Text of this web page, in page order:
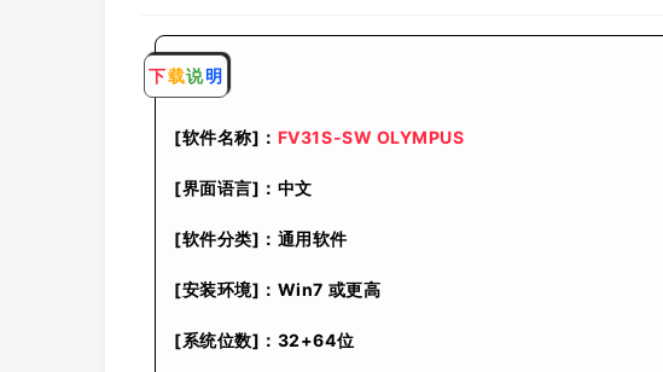
下载说明
[软件名称]： FV31S-SW OLYMPUS
[界面语言]：中文
[软件分类]：通用软件
[安装环境]：Win7 或更高
[系统位数]：32+64位